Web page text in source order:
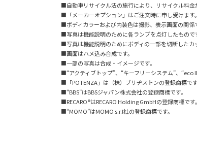
■自動車リサイクル法の施行により、リサイクル料金
■「メーカーオプション」はご注文時に申し受けます
■ボディカラーおよび内装色は撮影、表示画面の関係
■写真は機能説明のために各ランプを点灯したもので
■写真は機能説明のためにボディの一部を切断したカ
■画面はハメ込み合成です。
■一部の写真は合成・イメージです。
■“アクティブトップ”、“キーフリーシステム”、“eco
■「POTENZA」は（株）ブリヂストンの登録商標です
■“BBS”はBBSジャパン株式会社の登録商標です。
■RECARO®はRECARO Holding GmbHの登録商標です。
■“MOMO”はMOMO s.r.l社の登録商標です。